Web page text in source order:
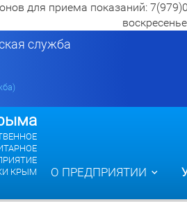
для приема показаний:
служба
КРЫМ
О ПРЕДПРИЯТИИ